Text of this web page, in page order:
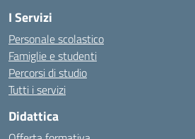
I Servizi
Personale scolastico
Famiglie e studenti
Percorsi di studio
Tutti i servizi
Didattica